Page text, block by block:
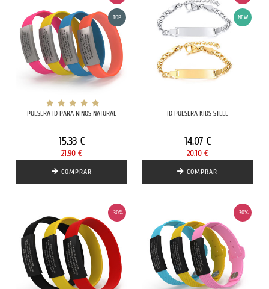
TOP
PULSERA ID PARA NIÑOS NATURAL
15.33 €
21.90 €
COMPRAR
NEW
ID PULSERA KIDS STEEL
14.07 €
20.10 €
COMPRAR
-30% -30%